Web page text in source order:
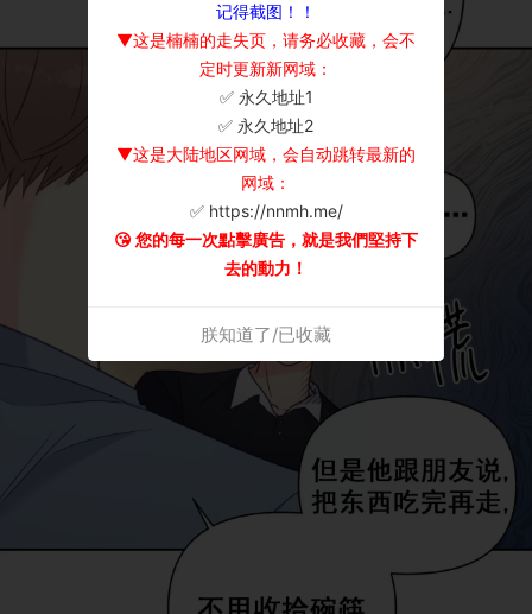
记得截图！！
▼这是楠楠的走失页，请务必收藏，会不
定时更新新网域：
✅ 永久地址1
✅ 永久地址2
▼这是大陆地区网域，会自动跳转最新的
网域：
✅ https://nnmh.me/
😘 您的每一次點擊廣告，就是我們堅持下
去的動力！
朕知道了/已收藏